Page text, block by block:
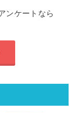
ンケートなら